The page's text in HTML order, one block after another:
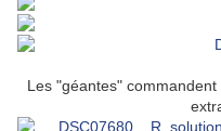
Les "géantes"